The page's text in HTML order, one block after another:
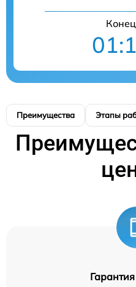
Преимущества Этапы